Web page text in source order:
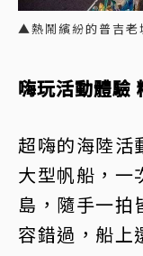
▲熱鬧繽紛的普吉
嗨玩活動體驗
超嗨的海陸活
大型帆船，一
島，隨手一拍
容錯過，船上